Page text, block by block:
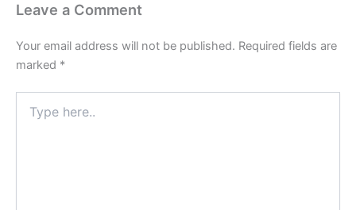
Leave a Comment
Your email address will not be published. Required fields are
marked *
here..